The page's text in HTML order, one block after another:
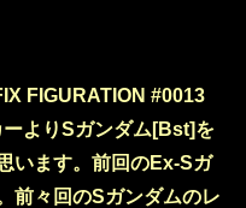
FIGURATION #0013
よりSガンダム[Bst]を
います。前回のEx-Sガ
前々回のSガンダムのレ